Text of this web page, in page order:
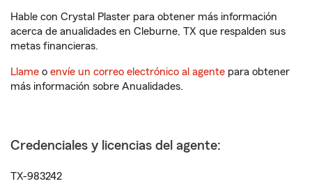
Hable con Crystal Plaster para obtener más información
acerca de anualidades en Cleburne, TX que respalden sus
metas financieras.
Llame o envíe un correo electrónico al agente para obtener
más información sobre Anualidades.
Credenciales y licencias del agente:
TX-983242